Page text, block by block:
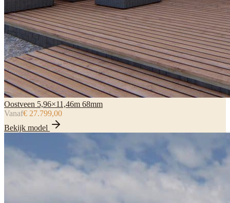
Oostveen 5,96×11,46m 68mm
Vanaf€ 27.799,00
Bekijk model